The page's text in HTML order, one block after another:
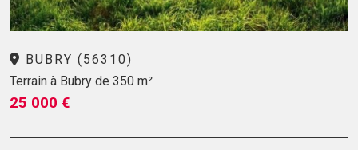
BUBRY (56310)
Terrain à Bubry de 350 m²
25 000 €